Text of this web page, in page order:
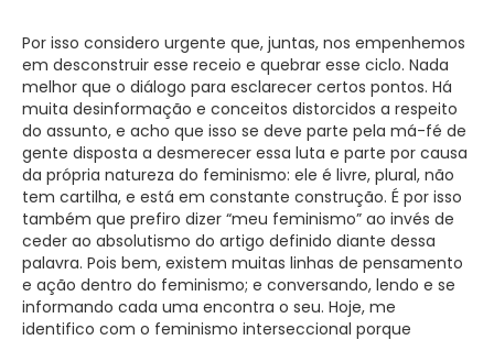
Por isso considero urgente que, juntas, nos empenhemos
em desconstruir esse receio e quebrar esse ciclo. Nada
melhor que o diálogo para esclarecer certos pontos. Há
muita desinformação e conceitos distorcidos a respeito
do assunto, e acho que isso se deve parte pela má-fé de
gente disposta a desmerecer essa luta e parte por causa
da própria natureza do feminismo: ele é livre, plural, não
tem cartilha, e está em constante construção. É por isso
também que prefiro dizer “meu feminismo” ao invés de
ceder ao absolutismo do artigo definido diante dessa
palavra. Pois bem, existem muitas linhas de pensamento
e ação dentro do feminismo; e conversando, lendo e se
informando cada uma encontra o seu. Hoje, me
identifico com o feminismo interseccional porque